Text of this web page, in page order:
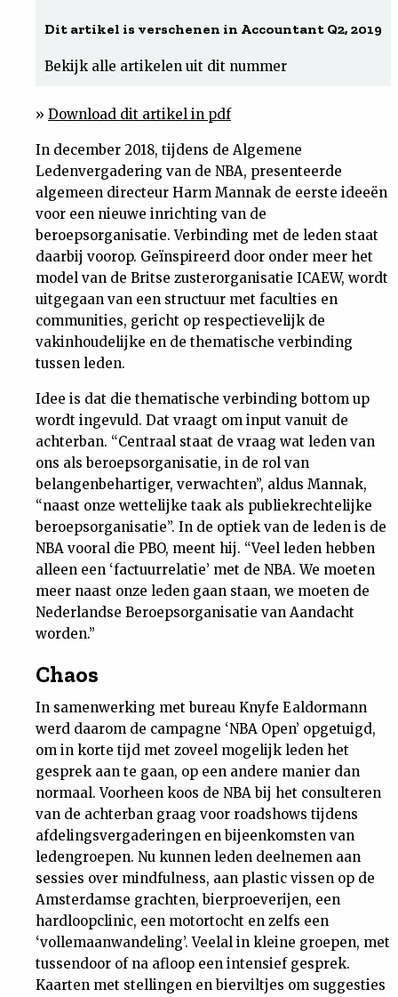
Podcast
Dossiers
Nieuwsbrief
Contact
Dit artikel is verschenen in Accountant Q2, 2019
Bekijk alle artikelen uit dit nummer
» Download dit artikel in pdf
In december 2018, tijdens de Algemene
Ledenvergadering van de NBA, presenteerde
algemeen directeur Harm Mannak de eerste ideeën
voor een nieuwe inrichting van de
beroepsorganisatie. Verbinding met de leden staat
daarbij voorop. Geïnspireerd door onder meer het
model van de Britse zusterorganisatie ICAEW, wordt
uitgegaan van een structuur met faculties en
communities, gericht op respectievelijk de
vakinhoudelijke en de thematische verbinding
tussen leden.
Idee is dat die thematische verbinding bottom up
wordt ingevuld. Dat vraagt om input vanuit de
achterban. “Centraal staat de vraag wat leden van
ons als beroepsorganisatie, in de rol van
belangenbehartiger, verwachten”, aldus Mannak,
“naast onze wettelijke taak als publiekrechtelijke
beroepsorganisatie”. In de optiek van de leden is de
NBA vooral die PBO, meent hij. “Veel leden hebben
alleen een ‘factuurrelatie’ met de NBA. We moeten
meer naast onze leden gaan staan, we moeten de
Nederlandse Beroepsorganisatie van Aandacht
worden.”
Chaos
In samenwerking met bureau Knyfe Ealdormann
werd daarom de campagne ‘NBA Open’ opgetuigd,
om in korte tijd met zoveel mogelijk leden het
gesprek aan te gaan, op een andere manier dan
normaal. Voorheen koos de NBA bij het consulteren
van de achterban graag voor roadshows tijdens
afdelingsvergaderingen en bijeenkomsten van
ledengroepen. Nu kunnen leden deelnemen aan
sessies over mindfulness, aan plastic vissen op de
Amsterdamse grachten, bierproeverijen, een
hardloopclinic, een motortocht en zelfs een
‘vollemaanwandeling’. Veelal in kleine groepen, met
tussendoor of na afloop een intensief gesprek.
Kaarten met stellingen en bierviltjes om suggesties